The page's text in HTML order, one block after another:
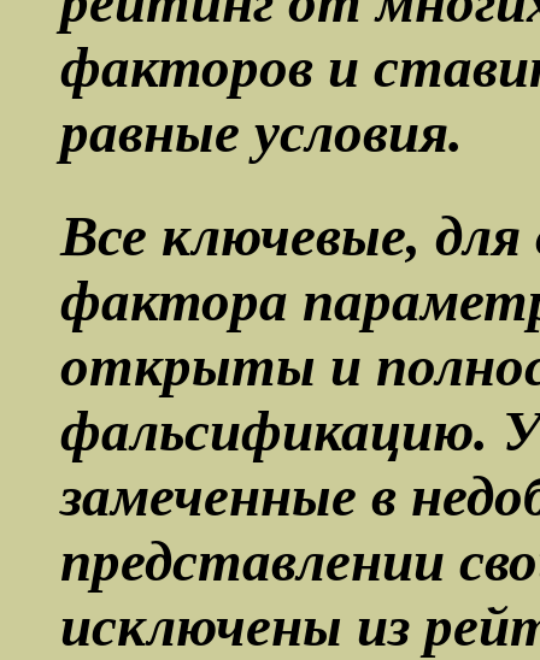
факторов и
равные условия.
Все ключевые,
фактора
открыты и
фальсификацию.
замеченные в
представлении
исключены из